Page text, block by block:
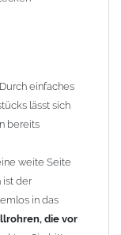
/ 95mm
um
und
die
und gekantet
einfaches
lässt sich
bereits
weite Seite
ist der
in das
die vor